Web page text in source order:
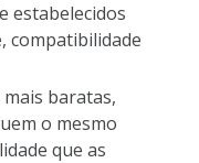
estabelecidos
compatibilidade
baratas,
o mesmo
que as